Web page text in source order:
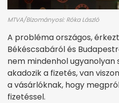
MTVA/Bizományosi: Róka László
A probléma országos,
Békéscsabáról és
nem mindenhol ugyanolyan
akadozik a fizetés, van
a vásárlóknak, hogy
fizetéssel.